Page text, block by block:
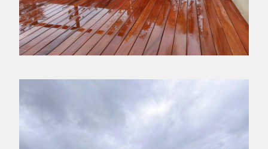
SURÉLEVÉE
ANDRÉZIEUX-BOUTHÉON - 42160